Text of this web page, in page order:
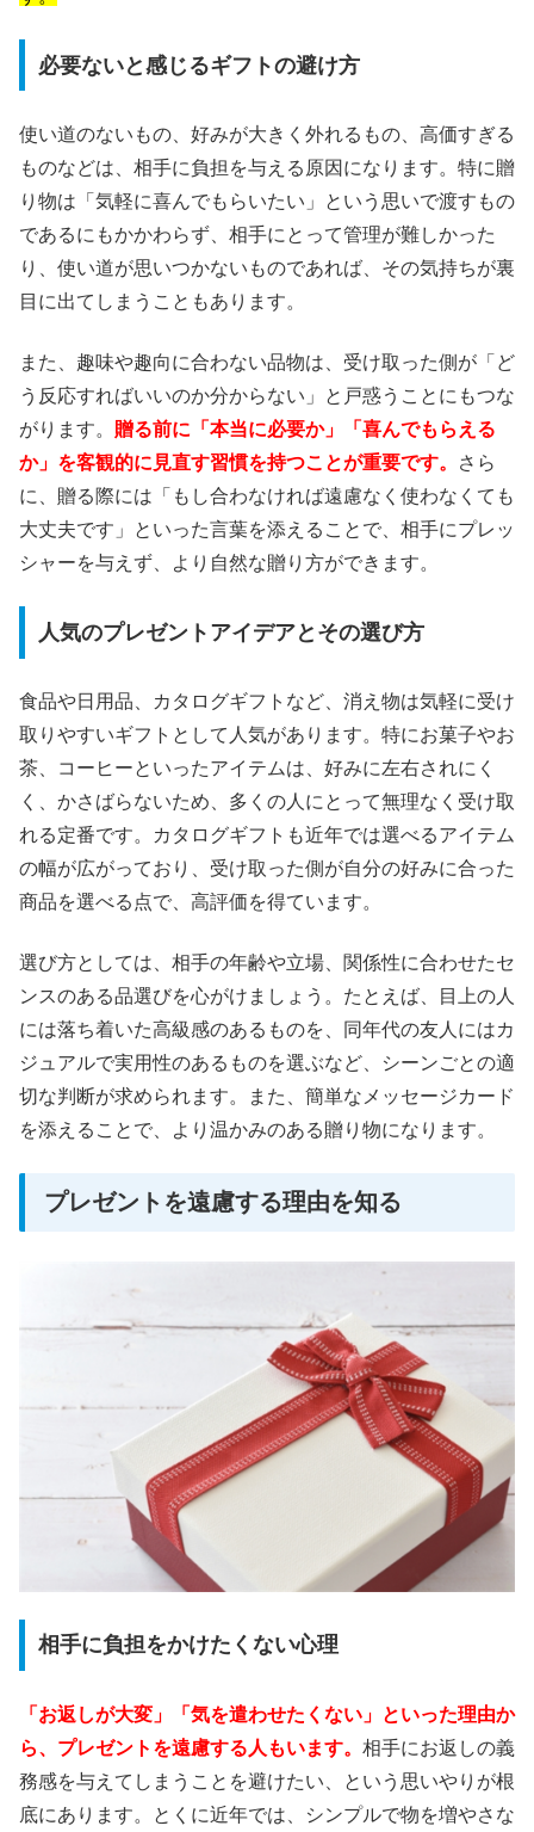
必要ないと感じるギフトの避け方
使い道のないもの、好みが大きく外れるもの、高価すぎる
ものなどは、相手に負担を与える原因になります。特に贈
り物は「気軽に喜んでもらいたい」という思いで渡すもの
であるにもかかわらず、相手にとって管理が難しかった
り、使い道が思いつかないものであれば、その気持ちが裏
目に出てしまうこともあります。
また、趣味や趣向に合わない品物は、受け取った側が「ど
う反応すればいいのか分からない」と戸惑うことにもつな
がります。 贈る前に「本当に必要か」「喜んでもらえる
か」を客観的に見直す習慣を持つことが重要です。
さら
に、贈る際には「もし合わなければ遠慮なく使わなくても
大丈夫です」といった言葉を添えることで、相手にプレッ
シャーを与えず、より自然な贈り方ができます。
人気のプレゼントアイデアとその選び方
食品や日用品、カタログギフトなど、消え物は気軽に受け
取りやすいギフトとして人気があります。特にお菓子やお
茶、コーヒーといったアイテムは、好みに左右されにく
く、かさばらないため、多くの人にとって無理なく受け取
れる定番です。カタログギフトも近年では選べるアイテム
の幅が広がっており、受け取った側が自分の好みに合った
商品を選べる点で、高評価を得ています。
選び方としては、相手の年齢や立場、関係性に合わせたセ
ンスのある品選びを心がけましょう。たとえば、目上の人
には落ち着いた高級感のあるものを、同年代の友人にはカ
ジュアルで実用性のあるものを選ぶなど、シーンごとの適
切な判断が求められます。また、簡単なメッセージカード
を添えることで、より温かみのある贈り物になります。
プレゼントを遠慮する理由を知る
相手に負担をかけたくない心理
「お返しが大変」「気を遣わせたくない」といった理由か
ら、プレゼントを遠慮する人もいます。 相手にお返しの義
務感を与えてしまうことを避けたい、という思いやりが根
底にあります。とくに近年では、シンプルで物を増やさな